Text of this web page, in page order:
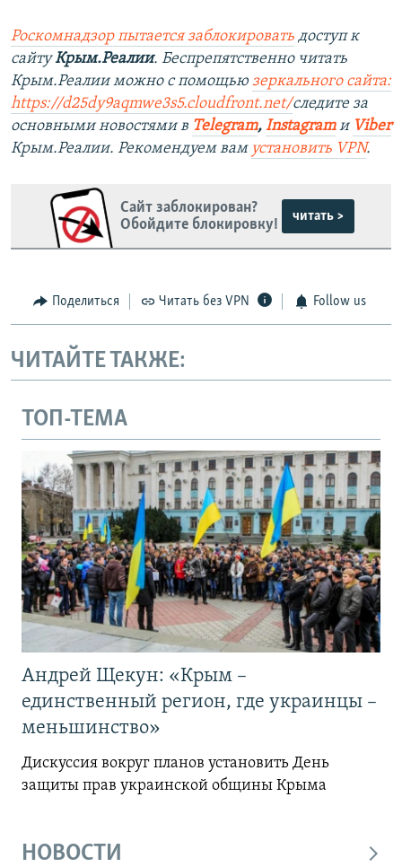
Роскомнадзор пытается заблокировать доступ к
сайтуКрым.Реалии. Беспрепятственно читать
Крым.Реалии можно с помощью зеркального сайта:
https://d25dy9aqmwe3s5.cloudfront.net/следите за
основными новостями в Telegram, Instagram и Viber
Крым.Реалии. Рекомендуем вам установить VPN.
Сайт заблокирован?
Обойдите блокировку!
читать >
Поделиться Читать без VPN Follow us
ЧИТАЙТЕ ТАКЖЕ:
ТОП-ТЕМА
Андрей Щекун: «Крым –
единственный регион, где украинцы –
меньшинство»
Дискуссия вокруг планов установить День
защиты прав украинской общины Крыма
НОВОСТИ